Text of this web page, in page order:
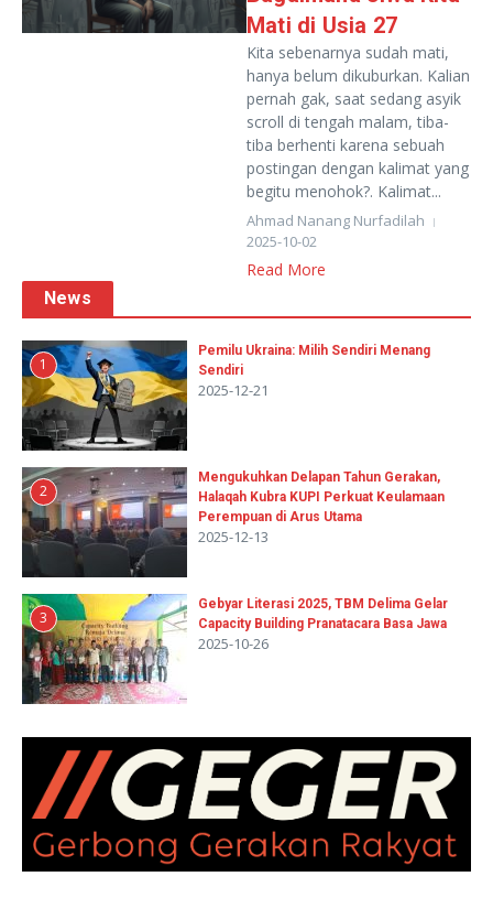
Mati di Usia 27
Kita sebenarnya sudah mati,
hanya belum dikuburkan. Kalian
pernah gak, saat sedang asyik
scroll di tengah malam, tiba-
tiba berhenti karena sebuah
postingan dengan kalimat yang
begitu menohok?. Kalimat...
Ahmad Nanang Nurfadilah
2025-10-02
Read More
News
1
Pemilu Ukraina: Milih Sendiri Menang
Sendiri
2025-12-21
2
Mengukuhkan Delapan Tahun Gerakan,
Halaqah Kubra KUPI Perkuat Keulamaan
Perempuan di Arus Utama
2025-12-13
3
Gebyar Literasi 2025, TBM Delima Gelar
Capacity Building Pranatacara Basa Jawa
2025-10-26